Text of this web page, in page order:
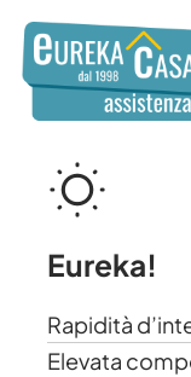
Vai
al
contenuto
Eureka!
Rapidità
Elevata